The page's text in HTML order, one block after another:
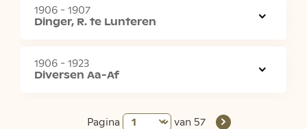
1906 - 1907
Dinger, R. te Lunteren
1906 - 1923
Diversen Aa-Af
Pagina van 57